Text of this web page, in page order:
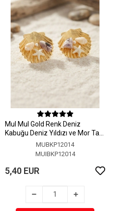
MuI MuI Gold Renk Deniz
Kabuğu Deniz Yıldızı ve Mor Taş
Detaylı KüpeMUBKP12014
MUIBKP12014
5,40 EUR